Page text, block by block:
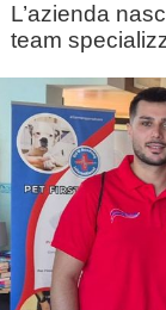
L’azienda
team